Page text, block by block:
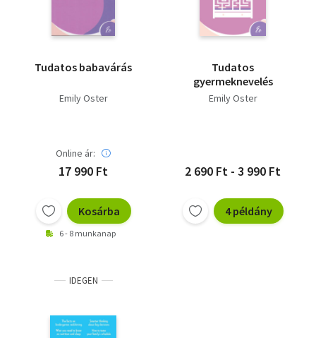
Tudatos babavárás
Emily Oster
Online ár:
17 990 Ft
Kosárba
6 - 8 munkanap
Tudatos
gyermeknevelés
Emily Oster
2 690 Ft - 3 990 Ft
4 példány
IDEGEN